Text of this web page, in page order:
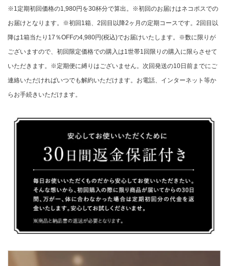
※1定期初回価格の1,980円を30杯分で算出。※初回のお届けはネコポスでの
お届けとなります。※初回1箱、2回目以降2ヶ月の定期コースです。2回目以
降は1箱当たり17％OFFの4,980円(税込)でお届けいたします。※数に限りが
ございますので、初回限定価格での購入は1世帯1回限りの購入に限らさせて
いただきます。※定期便に縛りはございません。次回発送の10日前までにご
連絡いただければいつでも解約いただけます。お電話、インターネット等か
らお手続きいただけます。